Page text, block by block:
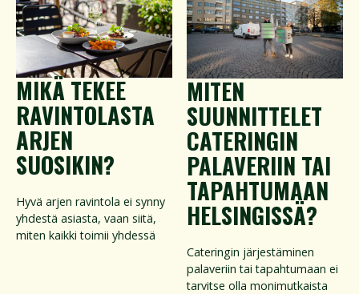
MIKÄ TEKEE
RAVINTOLASTA
ARJEN
SUOSIKIN?
Hyvä arjen ravintola ei synny
yhdestä asiasta, vaan siitä,
miten kaikki toimii yhdessä
MITEN
SUUNNITTELET
CATERINGIN
PALAVERIIN TAI
TAPAHTUMAAN
HELSINGISSÄ?
Cateringin järjestäminen
palaveriin tai tapahtumaan ei
tarvitse olla monimutkaista